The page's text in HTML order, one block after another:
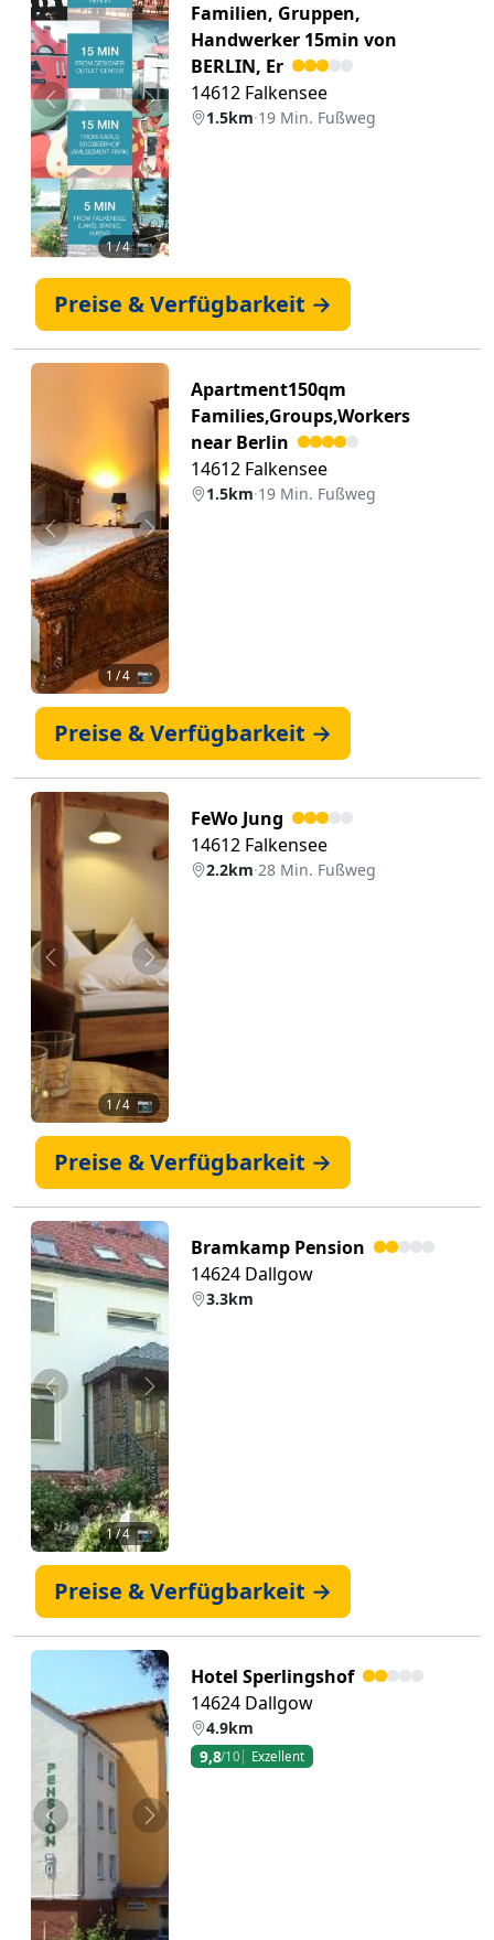
Zurück Weiter
1/ 4 📷
Familien, Gruppen,
Handwerker 15min von
BERLIN, Er
14612 Falkensee
1.5km·19 Min. Fußweg
Preise & Verfügbarkeit →
Zurück Weiter
1 / 4 📷
Apartment150qm
Families,Groups,Workers
near Berlin
14612 Falkensee
1.5km·19 Min. Fußweg
Preise & Verfügbarkeit →
Zurück Weiter
1 / 4 📷
FeWo Jung
14612 Falkensee
2.2km·28 Min. Fußweg
Preise & Verfügbarkeit →
Zurück Weiter
1/ 4 📷
Bramkamp Pension
14624 Dallgow
3.3km
Preise & Verfügbarkeit →
Zurück Weiter
Hotel Sperlingshof
14624 Dallgow
4.9km
9,8/10 Exzellent